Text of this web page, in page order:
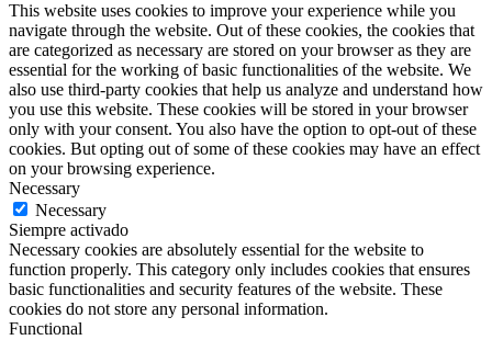
This website uses cookies to improve your experience while you
navigate through the website. Out of these cookies, the cookies that
are categorized as necessary are stored on your browser as they are
essential for the working of basic functionalities of the website. We
also use third-party cookies that help us analyze and understand how
you use this website. These cookies will be stored in your browser
only with your consent. You also have the option to opt-out of these
cookies. But opting out of some of these cookies may have an effect
on your browsing experience.
Necessary
Necessary
Siempre activado
Necessary cookies are absolutely essential for the website to
function properly. This category only includes cookies that ensures
basic functionalities and security features of the website. These
cookies do not store any personal information.
Functional